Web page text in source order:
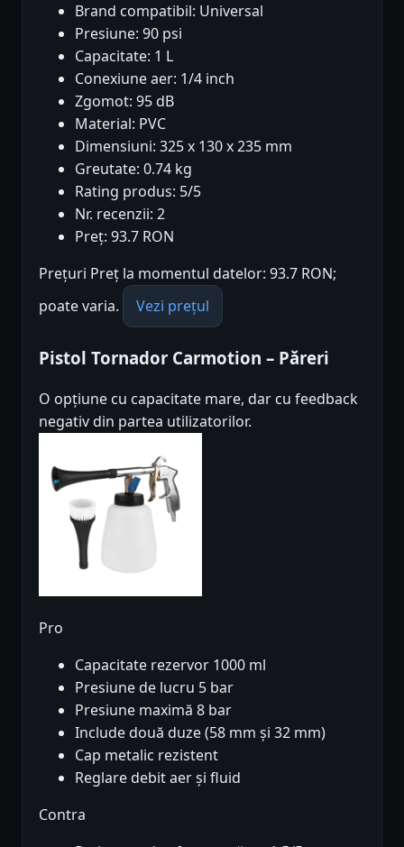
Brand compatibil: Universal
Presiune: 90 psi
Capacitate: 1 L
Conexiune aer: 1/4 inch
Zgomot: 95 dB
Material: PVC
Dimensiuni: 325 x 130 x 235 mm
Greutate: 0.74 kg
Rating produs: 5/5
Nr. recenzii: 2
Preț: 93.7 RON
Prețuri Preț la momentul datelor: 93.7 RON;
poate varia.
Vezi prețul
Pistol Tornador Carmotion – Păreri
O opțiune cu capacitate mare, dar cu feedback
negativ din partea utilizatorilor.
Pro
Capacitate rezervor 1000 ml
Presiune de lucru 5 bar
Presiune maximă 8 bar
Include două duze (58 mm și 32 mm)
Cap metalic rezistent
Reglare debit aer și fluid
Contra